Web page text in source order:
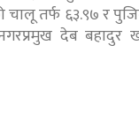
तर्फ ६३.९७ र
देब बहादुर